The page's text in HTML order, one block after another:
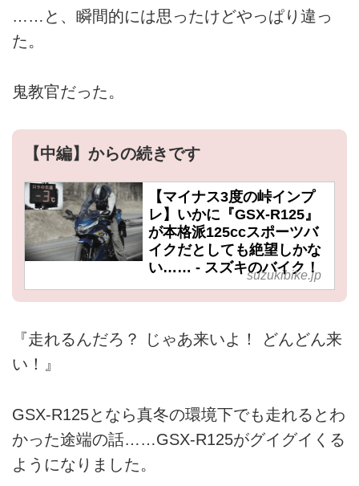
……と、瞬間的には思ったけどやっぱり違っ
た。
鬼教官だった。
【中編】からの続きです
【マイナス3度の峠インプ
レ】いかに『GSX-R125』
が本格派125ccスポーツバ
イクだとしても絶望しかな
い…… - スズキのバイク！
suzukibike.jp
『走れるんだろ？ じゃあ来いよ！ どんどん来
い！』
GSX-R125となら真冬の環境下でも走れるとわ
かった途端の話……GSX-R125がグイグイくる
ようになりました。